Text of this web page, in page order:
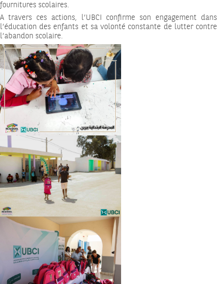
fournitures scolaires.
A travers ces actions, l’UBCI confirme son engagement dans
l’éducation des enfants et sa volonté constante de lutter contre
l’abandon scolaire.